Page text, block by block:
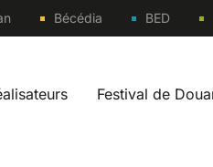
Bécédia BED
Festival de